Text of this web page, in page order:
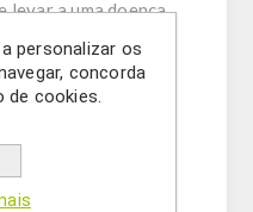
levar a uma doença
síndrome hemolítico-
urêmica é
renal aguda,
de 400 vezes mais
Stx-1.
personalizar os
concorda
cookies.